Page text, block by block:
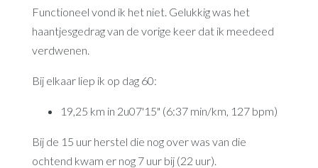
Functioneel vond ik het niet. Gelukkig was het
haantjesgedrag van de vorige keer dat ik meedeed
verdwenen.
Bij elkaar liep ik op dag 60:
19,25 km in 2u07'15" (6:37 min/km, 127 bpm)
Bij de 15 uur herstel die nog over was van die
ochtend kwam er nog 7 uur bij (22 uur).